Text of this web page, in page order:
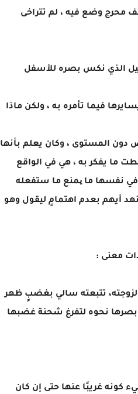
محرج وضع فيه ، لم تتراخى
الذي نكس بصره للأسفل
فيما تأمره به ، ولكن ماذا
دون المستوى ، وكان يعلم بأنها
ما يفكر به ، هي في الواقع
نفسها ما یمنع ما ستفعله
أيهم بعدم اهتمامٍ ليقول وهو
معنى :
تتبعته سالي بغضبٍ ظهر
نحوه لتفرغ شحنة غضبها
كونه غريبًا عنها حتى إن كان